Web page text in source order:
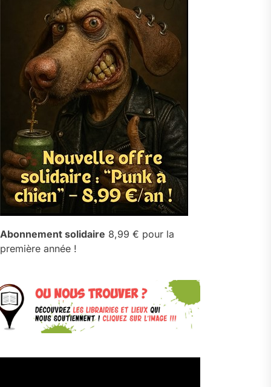
Abonnement solidaire 8,99 € pour la
première année !